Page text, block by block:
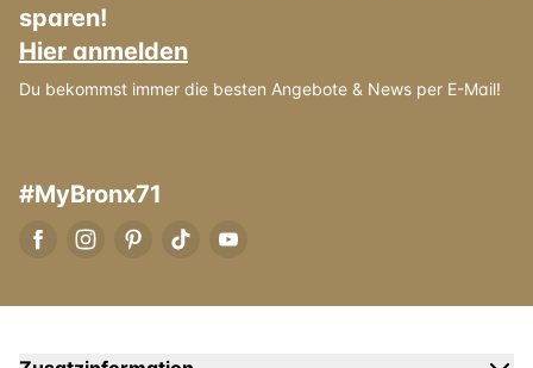
sparen!
Hier anmelden
Du bekommst immer die besten Angebote & News per E-Mail!
#MyBronx71